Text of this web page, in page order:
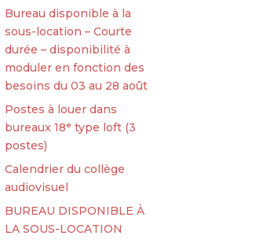
Bureau disponible à la
sous-location – Courte
durée – disponibilité à
moduler en fonction des
besoins du 03 au 28 août
Postes à louer dans
bureaux 18ᵉ type loft (3
postes)
Calendrier du collège
audiovisuel
BUREAU DISPONIBLE À
LA SOUS-LOCATION